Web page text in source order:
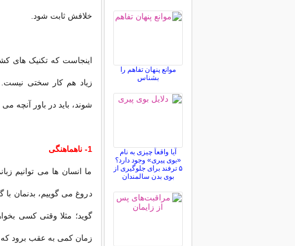
خلافش ثابت شود.
اینجاست که تکنیک های
زیاد هم کار سختی نیست.
شوند، باید در باور آنچه می
1- ناهماهنگی
ما انسان ها می توانیم
دروغ می گوییم، بدنمان
گوید؛ مثلا وقتی کسی
زمان کمی به عقب برود
موانع پنهان تفاهم را
بشناس
آیا واقعاً چیزی به نام
«بوی پیری» وجود دارد؟
۵ ترفند برای جلوگیری از
بوی بدن سالمندان